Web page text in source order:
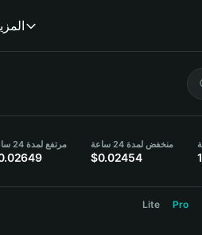
مرتفع لمدة 24 ساعة منخفض لمدة 24 ساعة
$0.02454
Lite Pro